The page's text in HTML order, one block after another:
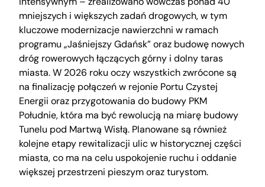
mniejszych i większych zadań drogowych, w tym
kluczowe modernizacje nawierzchni w ramach
programu „Jaśniejszy Gdańsk” oraz budowę nowych
dróg rowerowych łączących górny i dolny taras
miasta. W 2026 roku oczy wszystkich zwrócone są
na finalizację połączeń w rejonie Portu Czystej
Energii oraz przygotowania do budowy PKM
Południe, która ma być rewolucją na miarę budowy
Tunelu pod Martwą Wisłą. Planowane są również
kolejne etapy rewitalizacji ulic w historycznej części
miasta, co ma na celu uspokojenie ruchu i oddanie
większej przestrzeni pieszym oraz turystom.